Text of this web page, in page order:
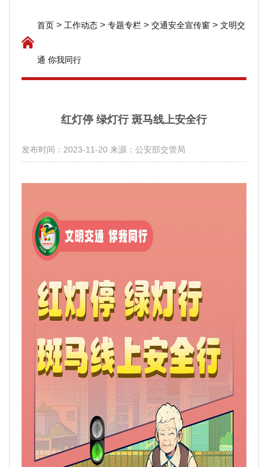
首页 > 工作动态 > 专题专栏 > 交通安全宣传窗 > 文明交
通 你我同行
红灯停 绿灯行 斑马线上安全行
发布时间：2023-11-20 来源：公安部交管局